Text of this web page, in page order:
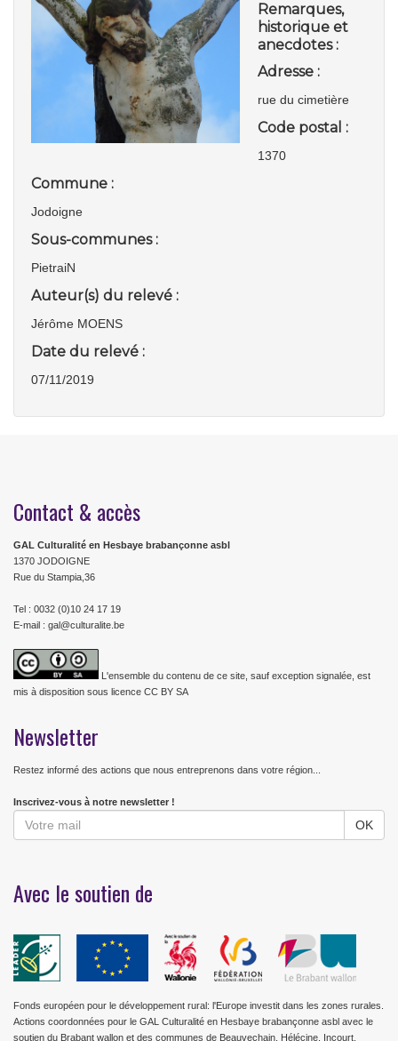
Remarques,
historique et
anecdotes :
Adresse :
rue du cimetière
Code postal :
1370
Commune :
Jodoigne
Sous-communes :
PietraiN
Auteur(s) du relevé :
Jérôme MOENS
Date du relevé :
07/11/2019
Contact & accès
GAL Culturalité en Hesbaye brabançonne asbl
1370 JODOIGNE
Rue du Stampia,36
Tel : 0032 (0)10 24 17 19
E-mail : gal@culturalite.be
L'ensemble du contenu de ce site, sauf exception signalée, est
mis à disposition sous licence CC BY SA
Newsletter
Restez informé des actions que nous entreprenons dans votre région...
Inscrivez-vous à notre newsletter !
Avec le soutien de
Fonds européen pour le développement rural: l'Europe investit dans les zones rurales.
Actions coordonnées pour le GAL Culturalité en Hesbaye brabançonne asbl avec le
soutien du Brabant wallon et des communes de Beauvechain, Hélécine, Incourt,